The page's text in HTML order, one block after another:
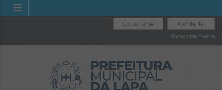
Atende.Net
Cadastre-se
Recuperar Senha